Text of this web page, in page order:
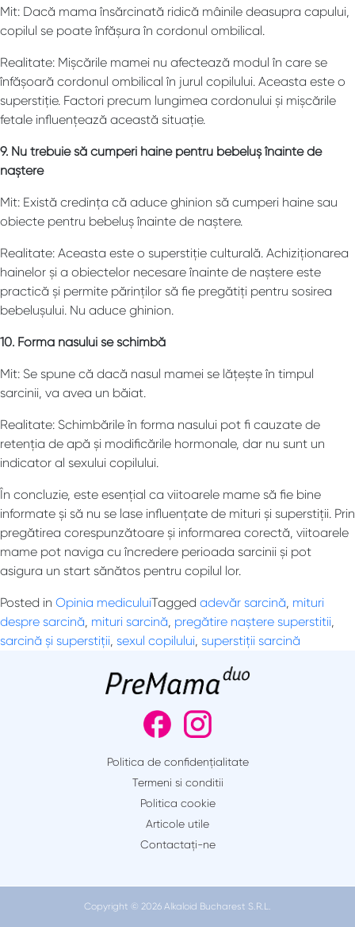
Mit: Dacă mama însărcinată ridică mâinile deasupra capului,
copilul se poate înfășura în cordonul ombilical.
Realitate: Mișcările mamei nu afectează modul în care se
înfășoară cordonul ombilical în jurul copilului. Aceasta este o
superstiție. Factori precum lungimea cordonului și mișcările
fetale influențează această situație.
9. Nu trebuie să cumperi haine pentru bebeluș înainte de
naștere
Mit: Există credința că aduce ghinion să cumperi haine sau
obiecte pentru bebeluș înainte de naștere.
Realitate: Aceasta este o superstiție culturală. Achiziționarea
hainelor și a obiectelor necesare înainte de naștere este
practică și permite părinților să fie pregătiți pentru sosirea
bebelușului. Nu aduce ghinion.
10. Forma nasului se schimbă
Mit: Se spune că dacă nasul mamei se lățește în timpul
sarcinii, va avea un băiat.
Realitate: Schimbările în forma nasului pot fi cauzate de
retenția de apă și modificările hormonale, dar nu sunt un
indicator al sexului copilului.
În concluzie, este esențial ca viitoarele mame să fie bine
informate și să nu se lase influențate de mituri și superstiții. Prin
pregătirea corespunzătoare și informarea corectă, viitoarele
mame pot naviga cu încredere perioada sarcinii și pot
asigura un start sănătos pentru copilul lor.
Posted in Opinia mediculuiTagged adevăr sarcină, mituri
despre sarcină, mituri sarcină, pregătire naștere superstitii,
sarcină și superstiții, sexul copilului, superstiții sarcină
Politica de confidențialitate
Termeni si conditii
Politica cookie
Articole utile
Contactaţi-ne
Copyright © 2026 Alkaloid Bucharest S.R.L.